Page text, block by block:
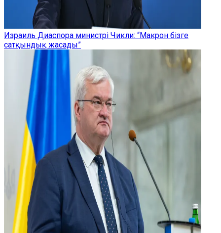
Израиль Диаспора министрі Чикли: “Макрон бізге
сатқындық жасады”